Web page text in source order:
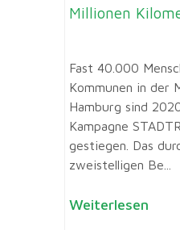
Millionen
Fast 40.000
Kommunen in der
Hamburg sind
Kampagne
gestiegen. Das
zweistelligen Be...
Weiterlesen